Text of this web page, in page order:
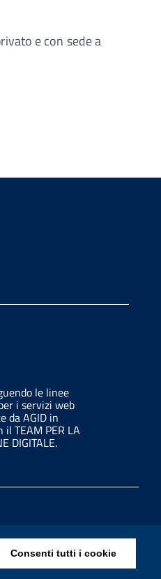
Consenti tutti i cookie
e con sede a
le linee
i servizi web
da AGID in
TEAM PER LA
DIGITALE.